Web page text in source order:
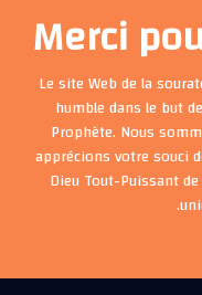
Merci
Le site Web de la
humble dans le but
Prophète. Nous
apprécions votre souci
Dieu Tout-Puissant